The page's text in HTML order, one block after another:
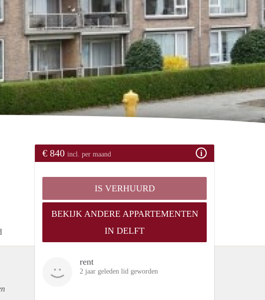
€ 840 incl. per maand
IS VERHUURD
BEKIJK ANDERE APPARTEMENTEN
IN DELFT
rent
2 jaar geleden lid geworden